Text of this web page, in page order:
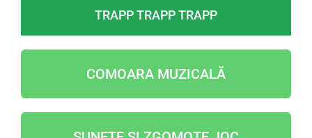
TRAPP TRAPP TRAPP
COMOARA MUZICALĂ